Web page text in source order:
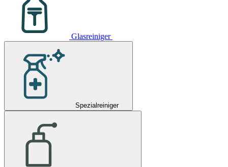
Glasreiniger
Spezialreiniger